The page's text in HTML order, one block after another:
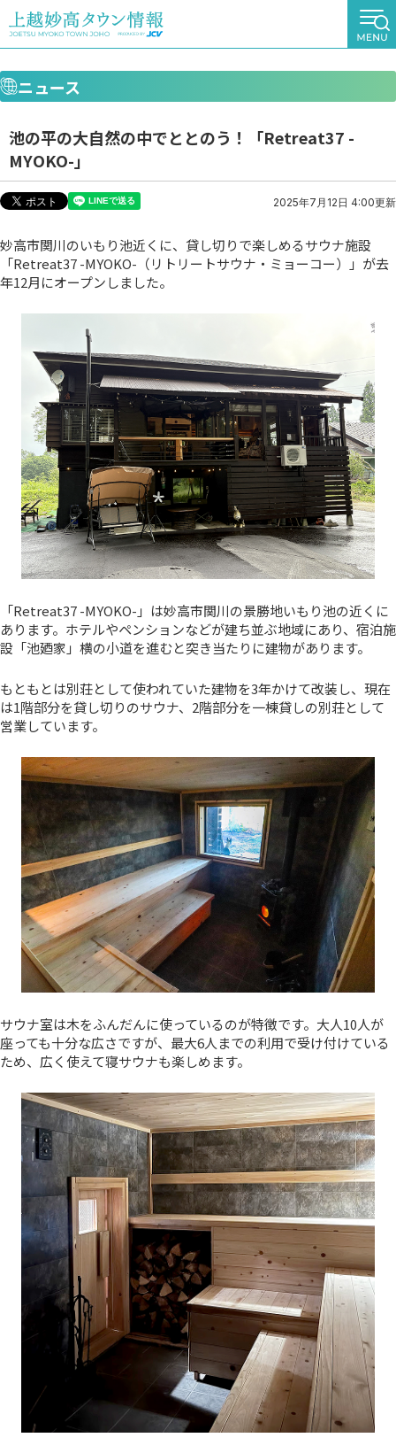
ニュース
池の平の大自然の中でととのう！「Retreat37 -
MYOKO-」
2025年7月12日 4:00更新
妙高市関川のいもり池近くに、貸し切りで楽しめるサウナ施設
「Retreat37 -MYOKO-（リトリートサウナ・ミョーコー）」が去
年12月にオープンしました。
「Retreat37 -MYOKO-」は妙高市関川の景勝地いもり池の近くに
あります。ホテルやペンションなどが建ち並ぶ地域にあり、宿泊施
設「池廼家」横の小道を進むと突き当たりに建物があります。
もともとは別荘として使われていた建物を3年かけて改装し、現在
は1階部分を貸し切りのサウナ、2階部分を一棟貸しの別荘として
営業しています。
サウナ室は木をふんだんに使っているのが特徴です。大人10人が
座っても十分な広さですが、最大6人までの利用で受け付けている
ため、広く使えて寝サウナも楽しめます。